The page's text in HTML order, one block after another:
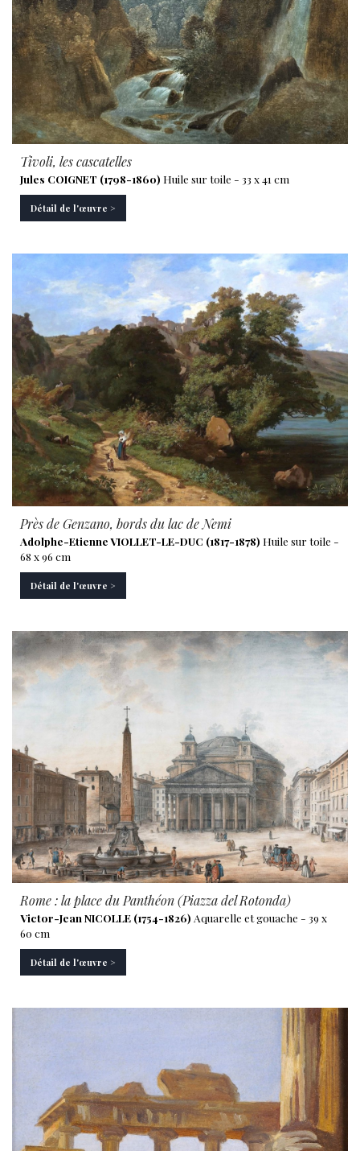
Tivoli, les cascatelles
Jules COIGNET (1798-1860) Huile sur toile - 33 x 41 cm
Détail de l'œuvre >
Près de Genzano, bords du lac de Nemi
Adolphe-Etienne VIOLLET-LE-DUC (1817-1878) Huile sur toile -
68 x 96 cm
Détail de l'œuvre >
Rome : la place du Panthéon (Piazza del Rotonda)
Victor-Jean NICOLLE (1754-1826) Aquarelle et gouache - 39 x
60 cm
Détail de l'œuvre >